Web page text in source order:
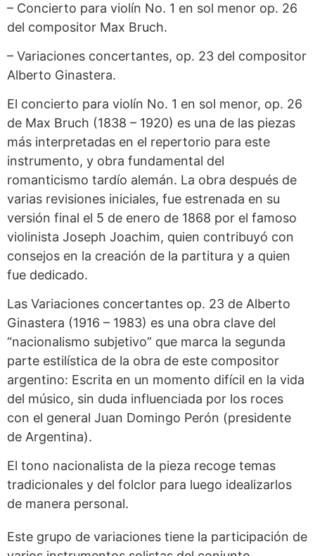
– Concierto para violín No. 1 en sol menor op. 26
del compositor Max Bruch.
– Variaciones concertantes, op. 23 del compositor
Alberto Ginastera.
El concierto para violín No. 1 en sol menor, op. 26
de Max Bruch (1838 – 1920) es una de las piezas
más interpretadas en el repertorio para este
instrumento, y obra fundamental del
romanticismo tardío alemán. La obra después de
varias revisiones iniciales, fue estrenada en su
versión final el 5 de enero de 1868 por el famoso
violinista Joseph Joachim, quien contribuyó con
consejos en la creación de la partitura y a quien
fue dedicado.
Las Variaciones concertantes op. 23 de Alberto
Ginastera (1916 – 1983) es una obra clave del
“nacionalismo subjetivo” que marca la segunda
parte estilística de la obra de este compositor
argentino: Escrita en un momento difícil en la vida
del músico, sin duda influenciada por los roces
con el general Juan Domingo Perón (presidente
de Argentina).
El tono nacionalista de la pieza recoge temas
tradicionales y del folclor para luego idealizarlos
de manera personal.
Este grupo de variaciones tiene la participación de